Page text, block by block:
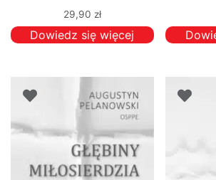
29,90 zł
Dowiedz się więcej